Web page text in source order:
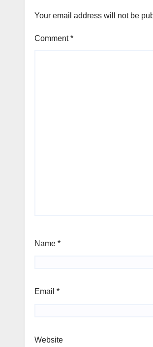
Your email address will not be
Comment*
Name *
Email *
Website